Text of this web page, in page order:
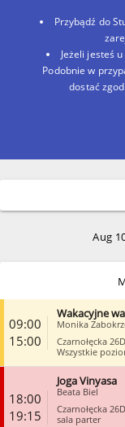
Przybądź do
Jeżeli jesteś
Podobnie w
dostać
Aug
09:00
15:00
Wakacyjne
Monika
Czarnołęcka 26D
Wszystkie
18:00
19:15
Joga Vinyasa
Beata Biel
Czarnołęcka 26D
sala parter